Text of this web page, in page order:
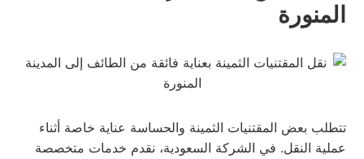
المنورة
تتطلب بعض المقتنيات الثمينة والحساسة عناية خاصة أثناء
عملية النقل. في الشركة السعودية، نقدم خدمات متخصصة